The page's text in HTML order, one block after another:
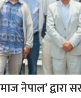
नेपाल’ द्वारा